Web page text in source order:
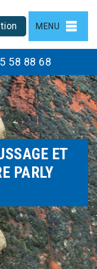
MENU
58 88 68
ET
PARLY